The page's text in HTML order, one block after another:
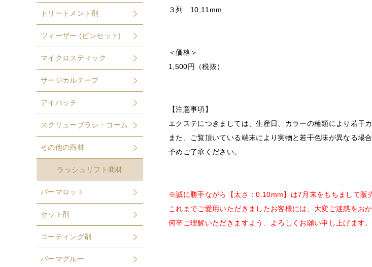
３列 10,11mm
＜価格＞
1,500円（税抜）
【注意事項】
エクステにつきましては、生産日、カラーの種類により若干
また、ご覧頂いている端末により実物と若干色味が異なる場合
予めご了承ください。
※誠に勝手ながら【太さ：0.10mm】は7月末をもちまして販
これまでご愛用いただきましたお客様には、大変ご迷惑をお
何卒ご理解いただきますよう、よろしくお願い申し上げます。
トリートメント剤
ツィーザー (ピンセット)
マイクロスティック
サージカルテープ
アイパッチ
スクリューブラシ・コーム
その他の商材
ラッシュリフト商材
パーマロット
セット剤
コーティング剤
パーマグルー